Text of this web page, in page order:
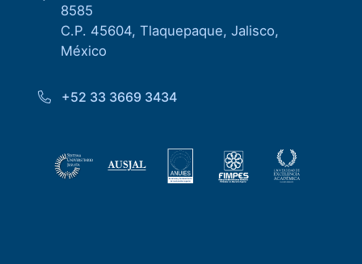
8585
C.P. 45604, Tlaquepaque, Jalisco,
México
+52 33 3669 3434